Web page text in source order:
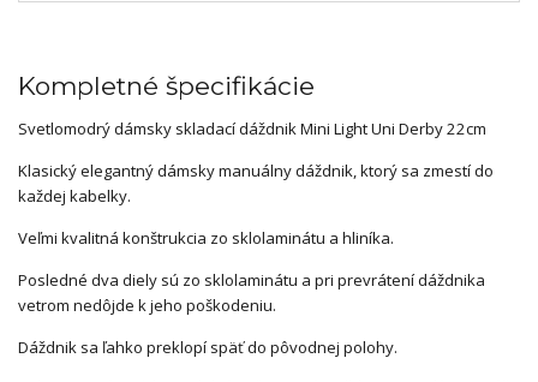
Kompletné špecifikácie
Svetlomodrý dámsky skladací dáždnik Mini Light Uni Derby 22cm
Klasický elegantný dámsky manuálny dáždnik, ktorý sa zmestí do
každej kabelky.
Veľmi kvalitná konštrukcia zo sklolaminátu a hliníka.
Posledné dva diely sú zo sklolaminátu a pri prevrátení dáždnika
vetrom nedôjde k jeho poškodeniu.
Dáždnik sa ľahko preklopí späť do pôvodnej polohy.